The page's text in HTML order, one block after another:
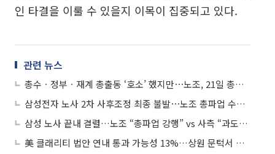
인 타결을 이룰 수 있을지 이목이 집중되고 있다.
관련 뉴스
총수ㆍ정부ㆍ재계 총출동 ‘호소’ 했지만⋯노조, 21일 총파업 강행 선언
삼성전자 노사 2차 사후조정 최종 불발⋯노조 총파업 수순 돌입
삼성 노사 끝내 결렬…노조 “총파업 강행” vs 사측 “과도한 요구 수용 못해”
美 클래리티 법안 연내 통과 가능성 13%…상원 문턱서 제동